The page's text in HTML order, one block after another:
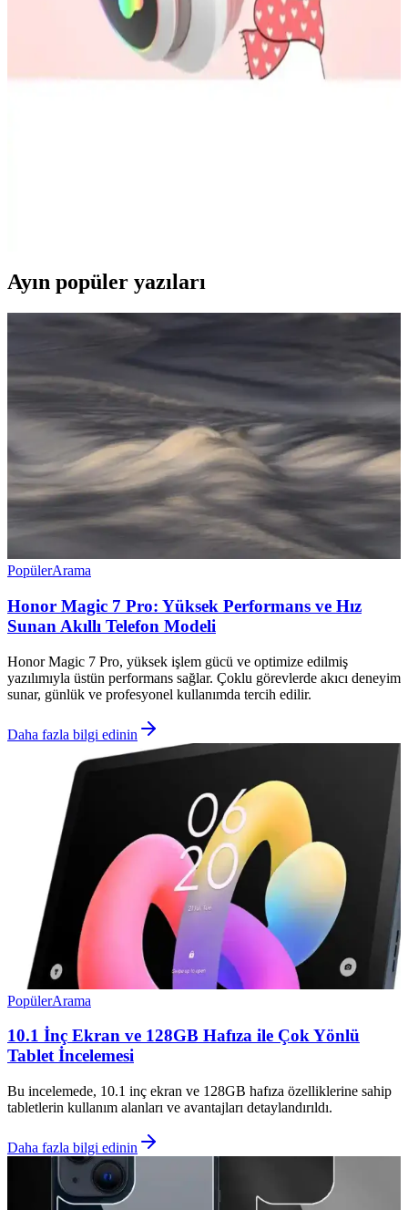
Uygun Fiyatlı ve Kaliteli Kulak İçi Kulaklık
Seçiminde Dikkat Edilmesi Gerekenler
Uygun fiyatlı kulak içi kulaklıkların temel özellikleri, fiyat-
Ayın popüler yazıları
PopülerArama
Honor Magic 7 Pro: Yüksek Performans ve Hız
Sunan Akıllı Telefon Modeli
Honor Magic 7 Pro, yüksek işlem gücü ve optimize edilmiş
yazılımıyla üstün performans sağlar. Çoklu görevlerde akıcı deneyim
sunar, günlük ve profesyonel kullanımda tercih edilir.
Daha fazla bilgi edinin
PopülerArama
10.1 İnç Ekran ve 128GB Hafıza ile Çok Yönlü
Tablet İncelemesi
Bu incelemede, 10.1 inç ekran ve 128GB hafıza özelliklerine sahip
tabletlerin kullanım alanları ve avantajları detaylandırıldı.
Daha fazla bilgi edinin